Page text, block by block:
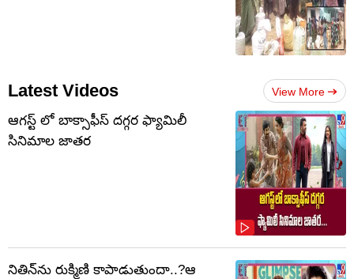
Latest Videos View More
ఆగస్ట్ లో బాక్సాఫీస్ దగ్గర ఫ్యామిలీ
సినిమాల జాతర
నితిన్‌ను రుక్మిణి కాపాడుతుందా..?ఆ